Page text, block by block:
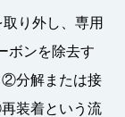
り外し、専用
ボンを除去す
②分解または接
装着という流